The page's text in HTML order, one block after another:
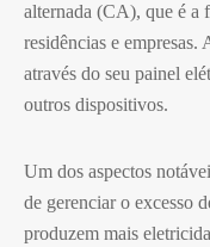
alternada (CA), que é a
residências e
através do seu painel
outros dispositivos.
Um dos aspectos
de gerenciar o excesso
produzem mais